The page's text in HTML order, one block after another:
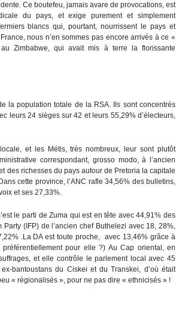
Ce boutefeu, jamais avare de provocations, est
du pays, et exige purement et simplement
blancs qui, pourtant, nourrissent le pays et
nous n’en sommes pas encore arrivés à ce «
Zimbabwe, qui avait mis à terre la florissante
la population totale de la RSA. Ils sont concentrés
leurs 24 sièges sur 42 et leurs 55,29% d’électeurs,
et les Métis, très nombreux, leur sont plutôt
correspondant, grosso modo, à l’ancien
des richesses du pays autour de Pretoria la capitale
cette province, l’ANC rafle 34,56% des bulletins,
et ses 27,33%.
le parti de Zuma qui est en tête avec 44,91% des
(IFP) de l’ancien chef Buthelezi avec 18, 28%,
.La DA est toute proche, avec 13,46% grâce à
pour elle ?) Au Cap oriental, en
et elle contrôle le parlement local avec 45
bantoustans du Ciskei et du Transkei, d’où était
« régionalisés », pour ne pas dire « ethnicisés » !